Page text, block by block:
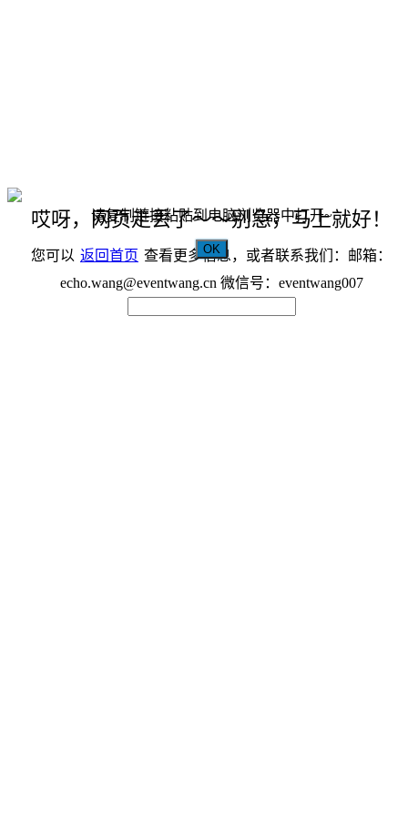
哎呀，网页走丢了～～别急，马上就好！
您可以 返回首页 查看更多信息，或者联系我们：邮箱：
echo.wang@eventwang.cn 微信号：eventwang007
请复制链接粘贴到电脑浏览器中打开~
OK